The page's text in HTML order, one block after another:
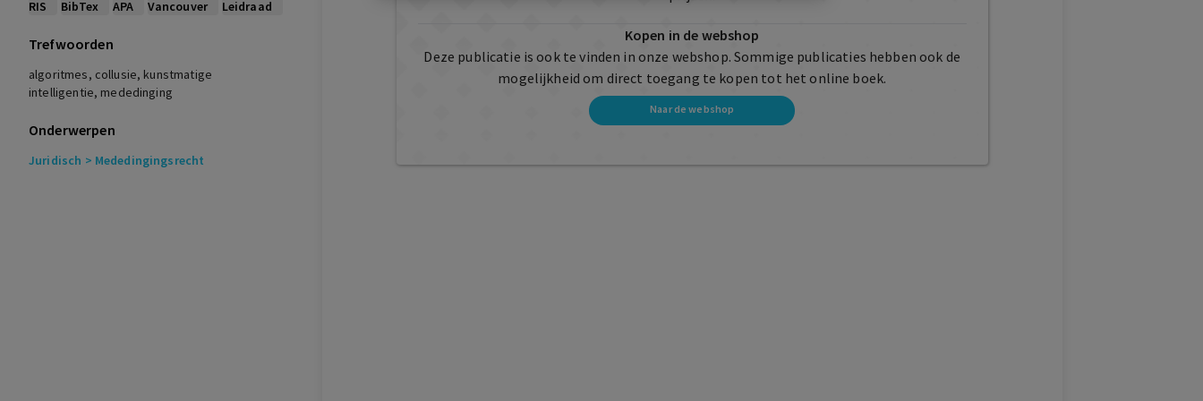
RIS BibTex APA Vancouver Leidraad
Trefwoorden
algoritmes, collusie, kunstmatige
intelligentie, mededinging
Onderwerpen
Juridisch > Mededingingsrecht
Kopen in de webshop
Deze publicatie is ook te vinden in onze webshop. Sommige publicaties hebben ook de
mogelijkheid om direct toegang te kopen tot het online boek.
Naar de webshop